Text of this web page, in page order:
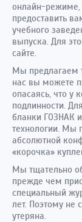
онлайн-режиме,
предоставить
учебного
выпуска. Для
сайте.
Мы предлагаем
нас вы можете
опасаясь, что у
подлинности.
бланки ГОЗНАК
технологии. Мы
абсолютной
«корочка»
Мы тщательно
прежде чем
специальный
лет. Поэтому не
утеряна.